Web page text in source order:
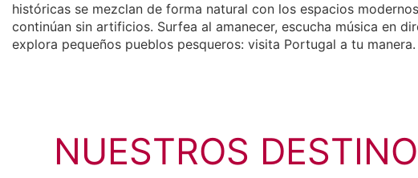
históricas se mezclan de forma natural con los espacios
continúan sin artificios. Surfea al amanecer, escucha música en
explora pequeños pueblos pesqueros: visita Portugal a tu manera.
NUESTROS